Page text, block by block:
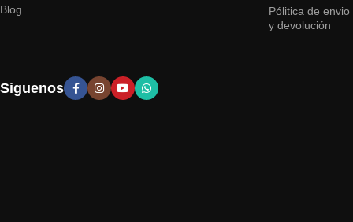
Blog
Pólitica de envio
y devolución
Siguenos